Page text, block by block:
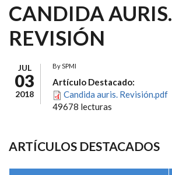
CANDIDA AURIS.
REVISIÓN
JUL
03
2018
BySPMI
Artículo Destacado:
Candida auris. Revisión.pdf
49678 lecturas
ARTÍCULOS DESTACADOS